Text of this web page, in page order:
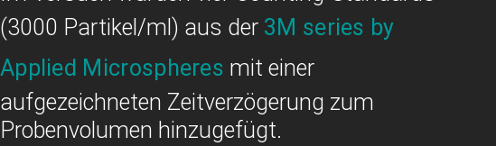
(3000 Partikel/ml) aus der 3M series by
Applied Microspheres mit einer
aufgezeichneten Zeitverzögerung zum
Probenvolumen hinzugefügt.